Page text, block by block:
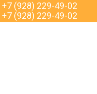
+7 (928) 229-49-02
+7 (928) 229-49-02